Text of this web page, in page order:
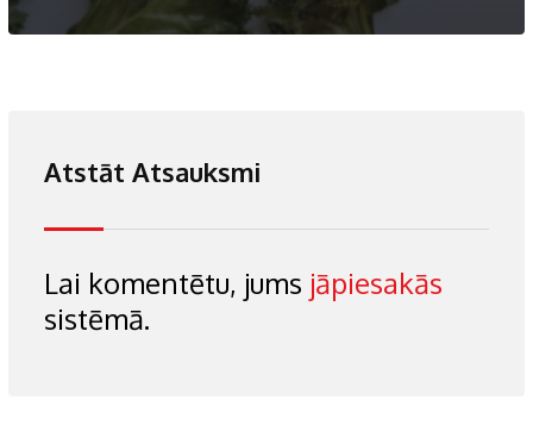
Atstāt Atsauksmi
Lai komentētu, jums jāpiesakās
sistēmā.